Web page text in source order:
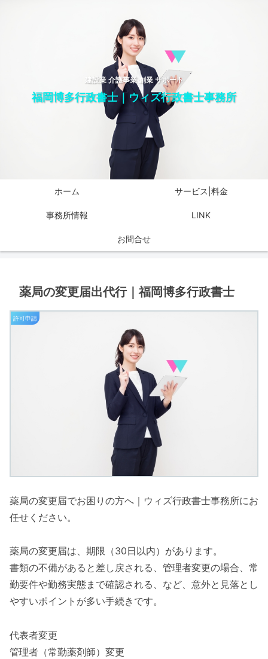
建設業 介護事業 創業 サポート
福岡博多行政書士｜ウィズ行政書士事務所
ホーム サービス|料金
事務所情報 LINK
お問合せ
薬局の変更届出代行｜福岡博多行政書士
許可申請
薬局の変更届でお困りの方へ｜ウィズ行政書士事務所にお
任せください。
薬局の変更届は、期限（30日以内）があります。
書類の不備があると差し戻される、管理者変更の場合、常
勤要件や勤務実態まで確認される、など、意外と見落とし
やすいポイントが多い手続きです。
代表者変更
管理者（常勤薬剤師）変更